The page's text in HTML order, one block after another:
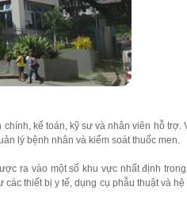
kế toán, kỹ sư và nhân viên hỗ trợ.
lý bệnh nhân và kiểm soát thuốc men.
ra vào một số khu vực nhất định
thiết bị y tế, dụng cụ phẫu thuật và hệ